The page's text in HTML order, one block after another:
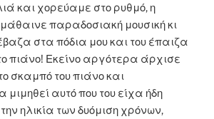
και χορεύαμε στο ρυθμό, η
παραδοσιακή μουσική κι
στα πόδια μου και του έπαιζα
πιάνο! Εκείνο αργότερα άρχισε
σκαμπό του πιάνο και
αυτό που του είχα ήδη
ηλικία των δυόμιση χρόνων,